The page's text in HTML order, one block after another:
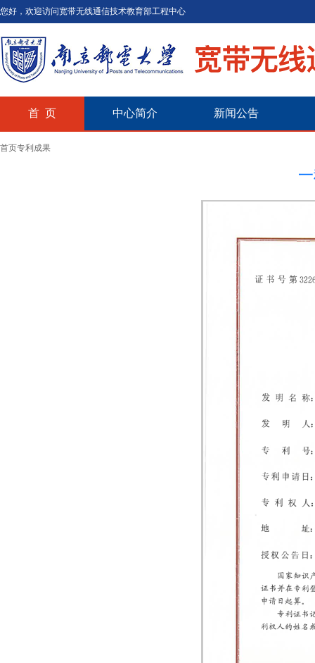
您好，欢迎访问宽带无线通信技术教育部工程中心
首 页 中心简介 新闻公告
首页专利成果